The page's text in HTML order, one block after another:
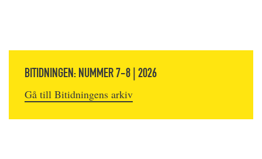
BITIDNINGEN: NUMMER 7-8 | 2026
Gå till Bitidningens arkiv